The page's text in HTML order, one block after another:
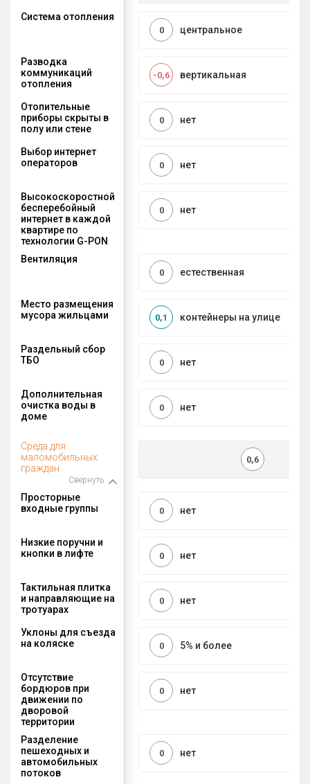
Система отопления
центральное
0
Разводка
коммуникаций
отопления
вертикальная
-0,6
Отопительные
приборы скрыты в
полу или стене
нет
0
Выбор интернет
операторов
нет
0
Высокоскоростной
бесперебойный
интернет в каждой
квартире по
технологии G-PON
нет
0
Вентиляция
естественная
0
Место размещения
мусора жильцами
контейнеры на улице
0,1
Раздельный сбор
ТБО
нет
0
Дополнительная
очистка воды в
доме
нет
0
Среда для
маломобильных
граждан
Свернуть
0,6
Просторные
входные группы
нет
0
Низкие поручни и
кнопки в лифте
нет
0
Тактильная плитка
и направляющие на
тротуарах
нет
0
Уклоны для съезда
на коляске
5% и более
0
Отсутствие
бордюров при
движении по
дворовой
территории
нет
0
Разделение
пешеходных и
автомобильных
потоков
нет
0